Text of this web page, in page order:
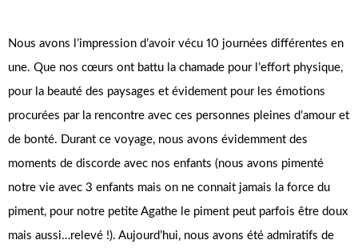
Nous avons l’impression d’avoir vécu 10 journées différentes en
une. Que nos cœurs ont battu la chamade pour l’effort physique,
pour la beauté des paysages et évidement pour les émotions
procurées par la rencontre avec ces personnes pleines d’amour et
de bonté. Durant ce voyage, nous avons évidemment des
moments de discorde avec nos enfants (nous avons pimenté
notre vie avec 3 enfants mais on ne connait jamais la force du
piment, pour notre petite Agathe le piment peut parfois être doux
mais aussi…relevé !). Aujourd’hui, nous avons été admiratifs de